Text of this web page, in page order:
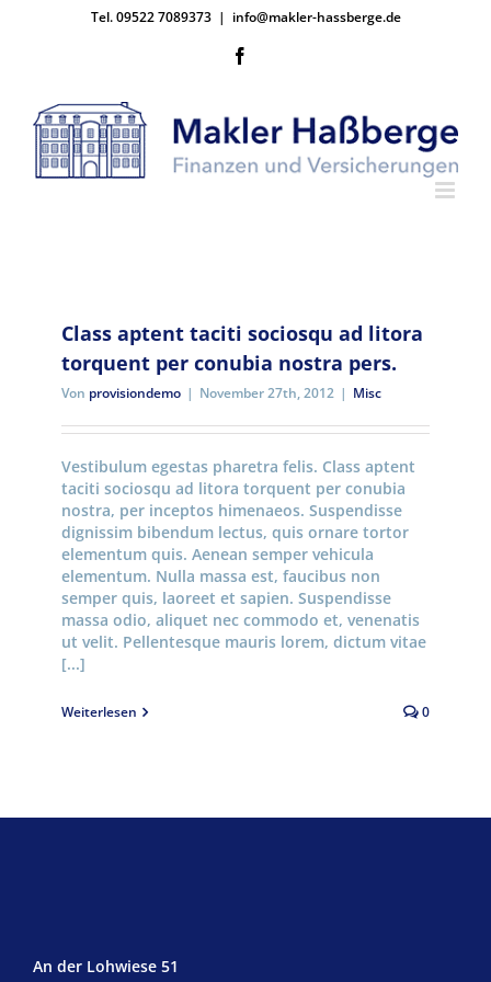
Tel. 09522 7089373 | info@makler-hassberge.de
Class aptent taciti sociosqu ad litora
torquent per conubia nostra pers.
Von provisiondemo | November 27th, 2012 | Misc
Vestibulum egestas pharetra felis. Class aptent
taciti sociosqu ad litora torquent per conubia
nostra, per inceptos himenaeos. Suspendisse
dignissim bibendum lectus, quis ornare tortor
elementum quis. Aenean semper vehicula
elementum. Nulla massa est, faucibus non
semper quis, laoreet et sapien. Suspendisse
massa odio, aliquet nec commodo et, venenatis
ut velit. Pellentesque mauris lorem, dictum vitae
[...]
Weiterlesen 0
An der Lohwiese 51